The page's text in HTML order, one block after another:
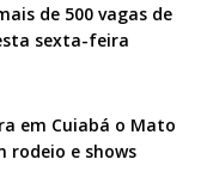
de 500 vagas de
sexta-feira
em Cuiabá o Mato
rodeio e shows